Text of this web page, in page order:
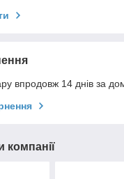
впродовж 14 днів за
компанії